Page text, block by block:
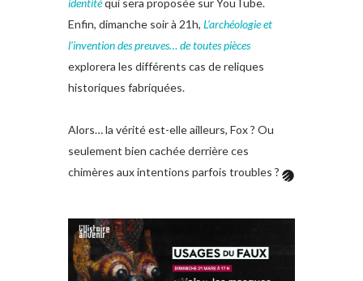
Enfin, dimanche soir à 21h, L’archéologie et
l’invention des preuves… de toutes pièces
explorera les différents cas de reliques
historiques fabriquées.
Alors… la vérité est-elle ailleurs, Fox ? Ou
seulement bien cachée derrière ces
chimères aux intentions parfois troubles ?